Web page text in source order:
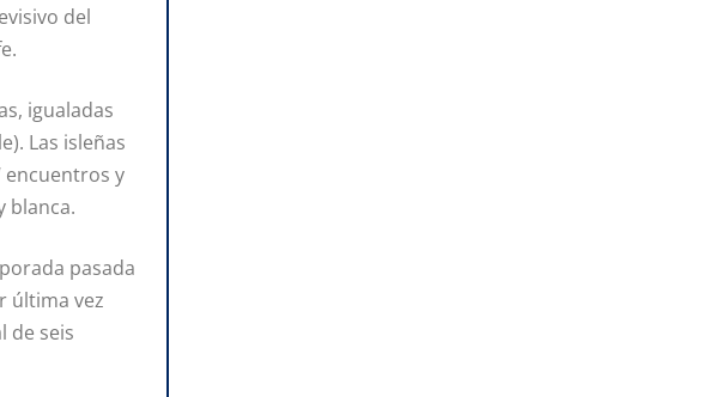
del
igualadas
Las isleñas
encuentros y
blanca.
pasada
última vez
de seis